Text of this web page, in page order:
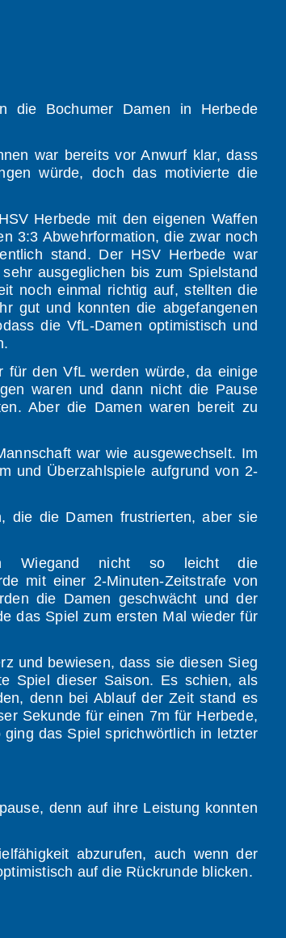
die Bochumer Damen in Herbede
war bereits vor Anwurf klar, dass
würde, doch das motivierte die
Herbede mit den eigenen Waffen
3:3 Abwehrformation, die zwar noch
stand. Der HSV Herbede war
ausgeglichen bis zum Spielstand
noch einmal richtig auf, stellten die
gut und konnten die abgefangenen
die VfL-Damen optimistisch und
für den VfL werden würde, da einige
waren und dann nicht die Pause
Aber die Damen waren bereit zu
war wie ausgewechselt. Im
und Überzahlspiele aufgrund von 2-
die die Damen frustrierten, aber sie
Wiegand nicht so leicht die
mit einer 2-Minuten-Zeitstrafe von
die Damen geschwächt und der
das Spiel zum ersten Mal wieder für
und bewiesen, dass sie diesen Sieg
Spiel dieser Saison. Es schien, als
denn bei Ablauf der Zeit stand es
Sekunde für einen 7m für Herbede,
das Spiel sprichwörtlich in letzter
denn auf ihre Leistung konnten
abzurufen, auch wenn der
auf die Rückrunde blicken.